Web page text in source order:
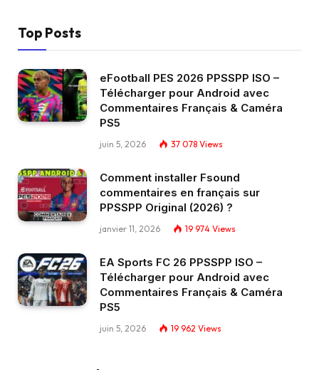
Top Posts
eFootball PES 2026 PPSSPP ISO –
Télécharger pour Android avec
Commentaires Français & Caméra
PS5
juin 5, 2026 37 078 Views
Comment installer Fsound
commentaires en français sur
PPSSPP Original (2026) ?
janvier 11, 2026 19 974 Views
EA Sports FC 26 PPSSPP ISO –
Télécharger pour Android avec
Commentaires Français & Caméra
PS5
juin 5, 2026 19 962 Views